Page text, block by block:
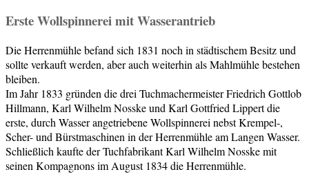
Erste Wollspinnerei mit Wasserantrieb
Die Herrenmühle befand sich 1831 noch in städtischem Besitz und
sollte verkauft werden, aber auch weiterhin als Mahlmühle bestehen
bleiben.
Im Jahr 1833 gründen die drei Tuchmachermeister Friedrich Gottlob
Hillmann, Karl Wilhelm Nosske und Karl Gottfried Lippert die
erste, durch Wasser angetriebene Wollspinnerei nebst Krempel-,
Scher- und Bürstmaschinen in der Herrenmühle am Langen Wasser.
Schließlich kaufte der Tuchfabrikant Karl Wilhelm Nosske mit
seinen Kompagnons im August 1834 die Herrenmühle.